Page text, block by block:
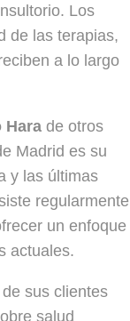
Los
de las terapias,
a lo largo
Hara de otros
Madrid es su
y las últimas
regularmente
un enfoque
actuales.
sus clientes
salud